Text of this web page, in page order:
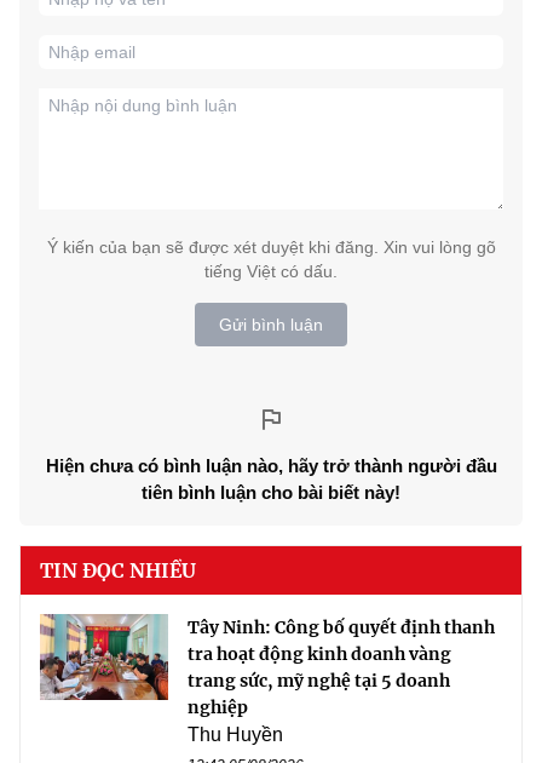
Ý kiến của bạn sẽ được xét duyệt khi đăng. Xin vui lòng gõ
tiếng Việt có dấu.
Gửi bình luận
Hiện chưa có bình luận nào, hãy trở thành người đầu
tiên bình luận cho bài biết này!
TIN ĐỌC NHIỀU
Tây Ninh: Công bố quyết định thanh
tra hoạt động kinh doanh vàng
trang sức, mỹ nghệ tại 5 doanh
nghiệp
Thu Huyền